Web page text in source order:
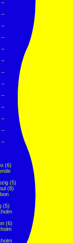
–
–
–
–
–
–
–
–
–
–
–
–
–
(6)
(5)
(8)
(5)
(6)